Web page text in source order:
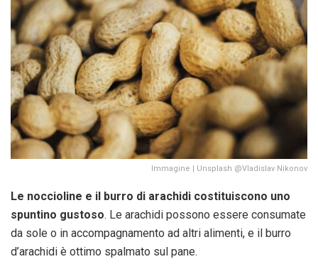
Immagine | Unsplash @Vladislav Nikonov
Le noccioline e il burro di arachidi costituiscono uno
spuntino gustoso. Le arachidi possono essere consumate
da sole o in accompagnamento ad altri alimenti, e il burro
d’arachidi è ottimo spalmato sul pane.